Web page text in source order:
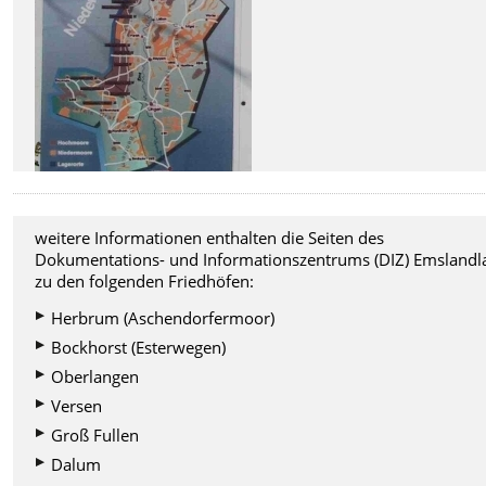
weitere Informationen enthalten die Seiten des
Dokumentations- und Informationszentrums (DIZ)
zu den folgenden Friedhöfen:
Herbrum (Aschendorfermoor)
Bockhorst (Esterwegen)
Oberlangen
Versen
Groß Fullen
Dalum